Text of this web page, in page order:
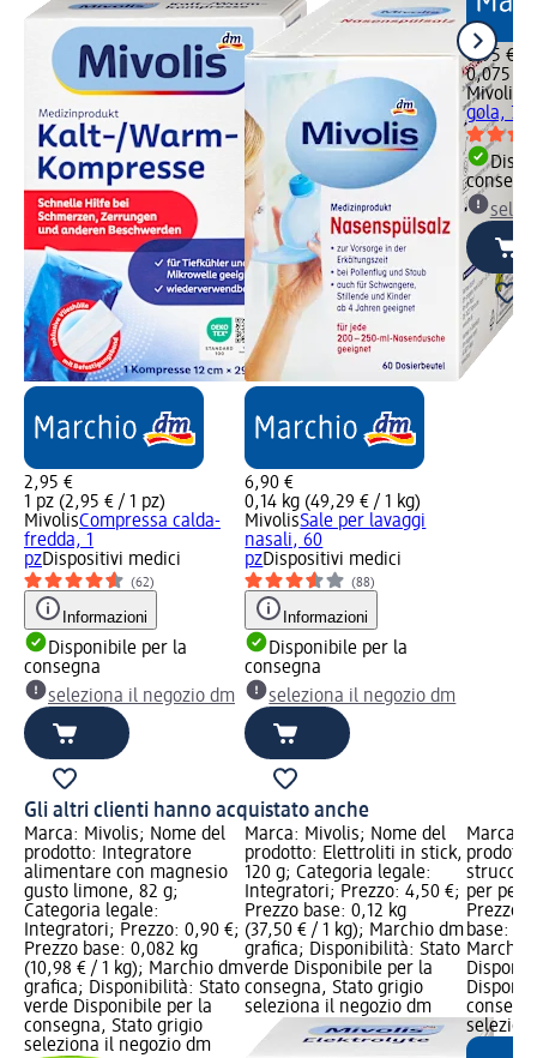
2,95 €
1 pz (2,95 € / 1 pz)
MivolisCompressa calda-
fredda, 1
pzDispositivi medici
(62)
Informazioni
Disponibile per la
consegna
seleziona il negozio dm
6,90 €
0,14 kg (49,29 € / 1 kg)
MivolisSale per lavaggi
nasali, 60
pzDispositivi medici
(88)
Informazioni
Disponibile per la
consegna
seleziona il negozio dm
0,95 €
0,075 kg
Mivolis
gola, 75
Gli altri clienti hanno acquistato anche
Marca: Mivolis; Nome del
prodotto: Integratore
alimentare con magnesio
gusto limone, 82 g;
Categoria legale:
Integratori; Prezzo: 0,90 €;
Prezzo base: 0,082 kg
(10,98 € / 1 kg); Marchio dm
grafica; Disponibilità: Stato
verde Disponibile per la
consegna, Stato grigio
seleziona il negozio dm
Marca: Mivolis; Nome del
prodotto: Elettroliti in stick,
120 g; Categoria legale:
Integratori; Prezzo: 4,50 €;
Prezzo base: 0,12 kg
(37,50 € / 1 kg); Marchio dm
grafica; Disponibilità: Stato
verde Disponibile per la
consegna, Stato grigio
seleziona il negozio dm
Marca:
per pelli
Prezzo:
base:
Marchio